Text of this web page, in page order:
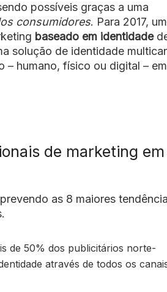
possíveis graças a uma
consumidores. Para 2017,
baseado em identidade
solução de identidade
– humano, físico ou digital –
de marketing em
as 8 maiores
de 50% dos publicitários norte-
através de todos os